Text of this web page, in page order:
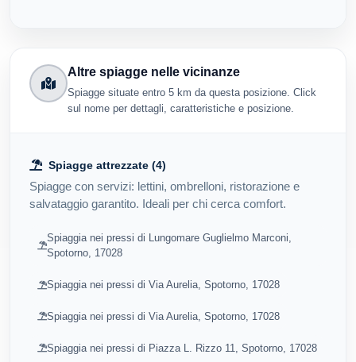
Altre spiagge nelle vicinanze
Spiagge situate entro 5 km da questa posizione. Click
sul nome per dettagli, caratteristiche e posizione.
Spiagge attrezzate (4)
Spiagge con servizi: lettini, ombrelloni, ristorazione e
salvataggio garantito. Ideali per chi cerca comfort.
Spiaggia nei pressi di Lungomare Guglielmo Marconi,
Spotorno, 17028
Spiaggia nei pressi di Via Aurelia, Spotorno, 17028
Spiaggia nei pressi di Via Aurelia, Spotorno, 17028
Spiaggia nei pressi di Piazza L. Rizzo 11, Spotorno, 17028